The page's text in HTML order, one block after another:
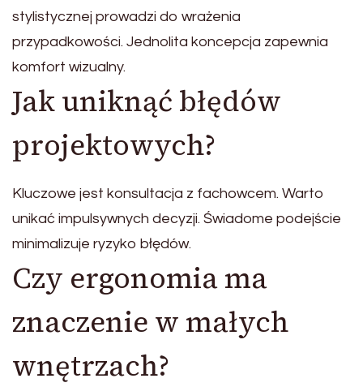
stylistycznej prowadzi do wrażenia
przypadkowości. Jednolita koncepcja zapewnia
komfort wizualny.
Jak uniknąć błędów
projektowych?
Kluczowe jest konsultacja z fachowcem. Warto
unikać impulsywnych decyzji. Świadome podejście
minimalizuje ryzyko błędów.
Czy ergonomia ma
znaczenie w małych
wnętrzach?